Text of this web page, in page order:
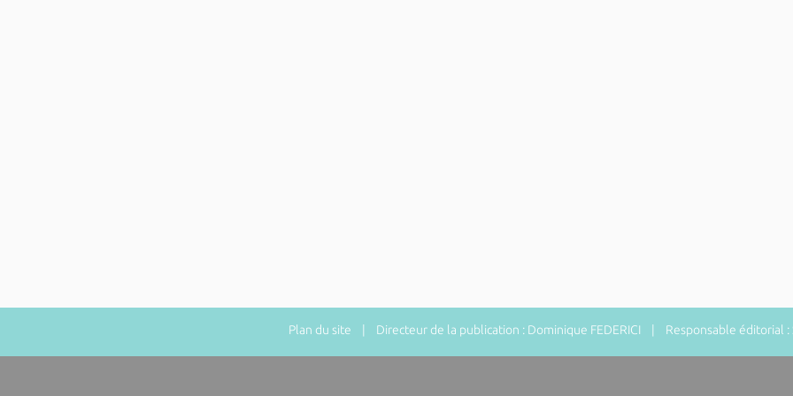
Plan du site | Directeur de la publication : Dominique FEDERICI | Responsable éditorial :